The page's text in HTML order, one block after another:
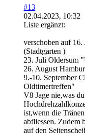
#13
02.04.2023, 10:32
Liste ergänzt:
verschoben auf
(Stadtgarten )
23. Juli Oldersum
26. August
9.-10. September
Oldtimertreffen"
V8 Jage nie,was
ist,wenn die
abfliessen. Zudem
auf den